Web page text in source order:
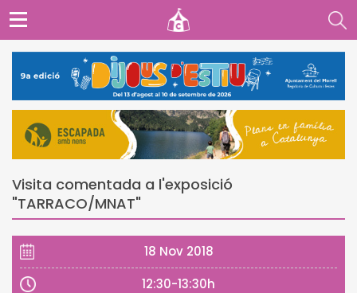
Visita comentada a l'exposició
"TARRACO/MNAT"
18 Nov 2018
12:30-13:30h